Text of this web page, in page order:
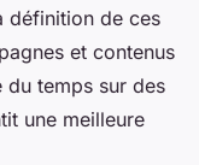
définition de ces
et contenus
du temps sur des
une meilleure